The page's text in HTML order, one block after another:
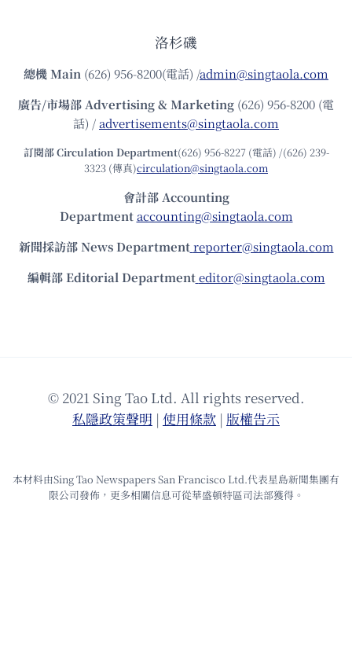
洛杉磯
總機Main (626) 956-8200(電話) /admin@singtaola.com
廣告/市場部Advertising & Marketing (626) 956-8200 (電
話) /advertisements@singtaola.com
訂閱部 Circulation Department(626) 956-8227 (電話) /(626) 239-
3323 (傳真)circulation@singtaola.com
會計部 Accounting
Department accounting@singtaola.com
新聞採訪部 News Department reporter@singtaola.com
編輯部 Editorial Department editor@singtaola.com
© 2021 Sing Tao Ltd. All rights reserved.
私隱政策聲明 | 使⽤條款 | 版權告⽰
本材料由Sing Tao Newspapers San Francisco Ltd.代表星島新聞集團有
限公司發佈，更多相關信息可從華盛頓特區司法部獲得。